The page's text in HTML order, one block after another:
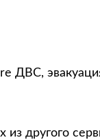
ДВС,
из другого